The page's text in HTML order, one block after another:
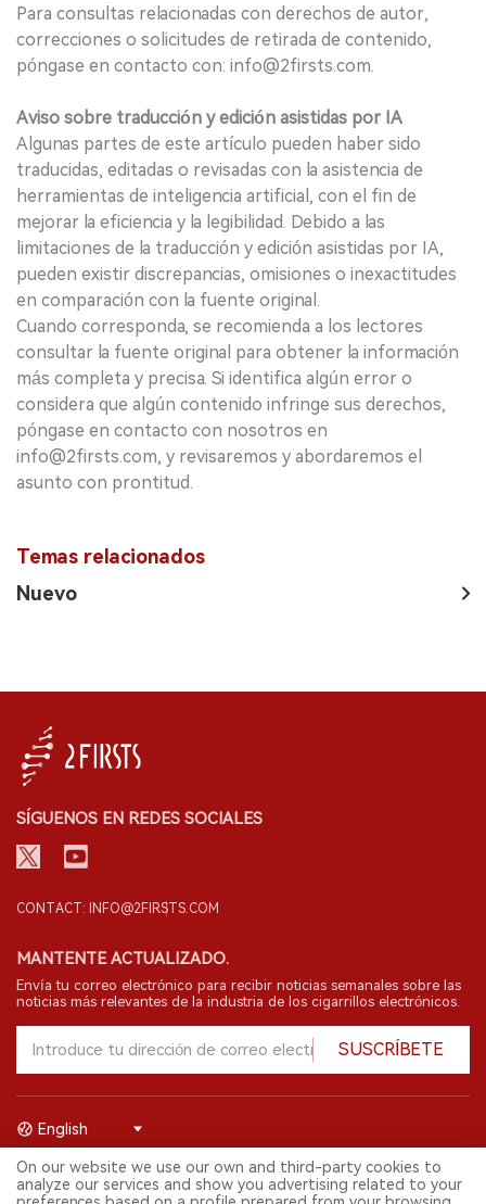
Para consultas relacionadas con derechos de autor,
correcciones o solicitudes de retirada de contenido,
póngase en contacto con: info@2firsts.com.
Aviso sobre traducción y edición asistidas por IA
Algunas partes de este artículo pueden haber sido
traducidas, editadas o revisadas con la asistencia de
herramientas de inteligencia artificial, con el fin de
mejorar la eficiencia y la legibilidad. Debido a las
limitaciones de la traducción y edición asistidas por IA,
pueden existir discrepancias, omisiones o inexactitudes
en comparación con la fuente original.
Cuando corresponda, se recomienda a los lectores
consultar la fuente original para obtener la información
más completa y precisa. Si identifica algún error o
considera que algún contenido infringe sus derechos,
póngase en contacto con nosotros en
info@2firsts.com, y revisaremos y abordaremos el
asunto con prontitud.
Temas relacionados
Nuevo
SÍGUENOS EN REDES SOCIALES
CONTACT: INFO@2FIRSTS.COM
MANTENTE ACTUALIZADO.
Envía tu correo electrónico para recibir noticias semanales sobre las
noticias más relevantes de la industria de los cigarrillos electrónicos.
SUSCRÍBETE
© 2026 Shenzhen 2FIRSTS Technology Co.,Ltd. Todos los derechos
reservados.
English
On our website we use our own and third-party cookies to
analyze our services and show you advertising related to your